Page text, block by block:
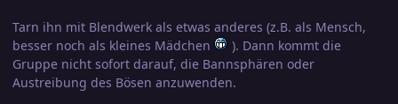
Tarn ihn mit Blendwerk als etwas anderes (z.B. als Mensch,
besser noch als kleines Mädchen
). Dann kommt die
Gruppe nicht sofort darauf, die Bannsphären oder
Austreibung des Bösen anzuwenden.